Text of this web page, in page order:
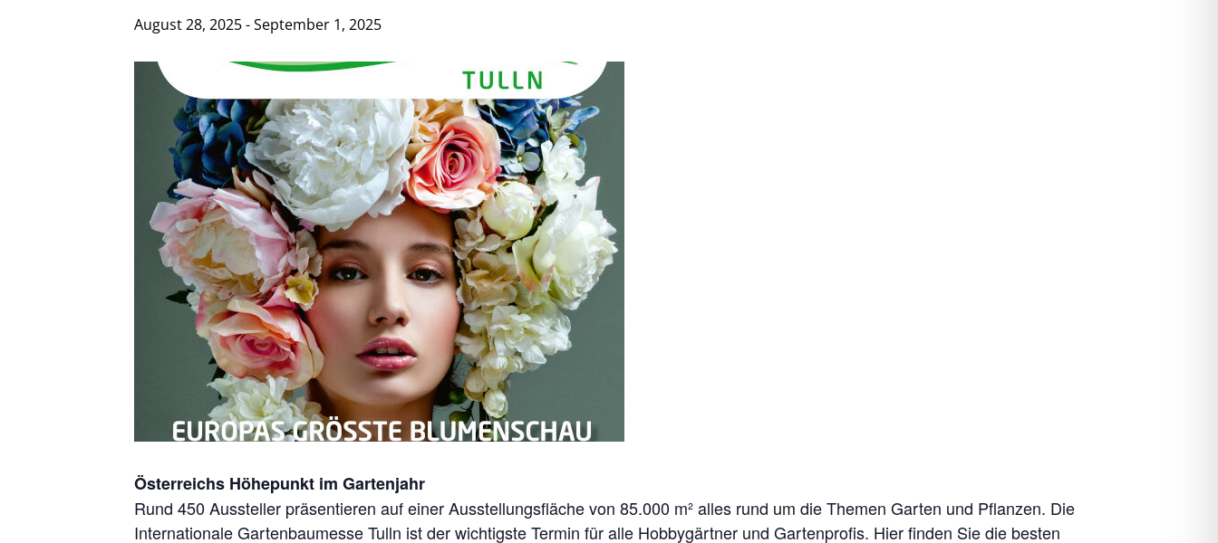
August 28, 2025-September 1, 2025
Österreichs Höhepunkt im Gartenjahr
Rund 450 Aussteller präsentieren auf einer Ausstellungsfläche von 85.000 m² alles rund um die Themen Garten und Pflanzen. Die
Internationale Gartenbaumesse Tulln ist der wichtigste Termin für alle Hobbygärtner und Gartenprofis. Hier finden Sie die besten